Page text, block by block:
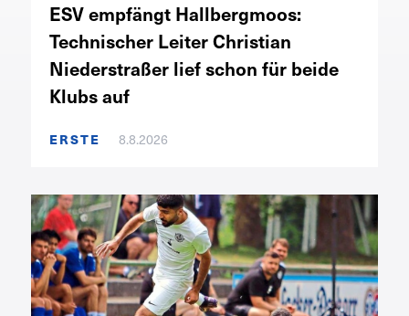
ESV empfängt Hallbergmoos:
Technischer Leiter Christian
Niederstraßer lief schon für beide
Klubs auf
ERSTE 8.8.2026